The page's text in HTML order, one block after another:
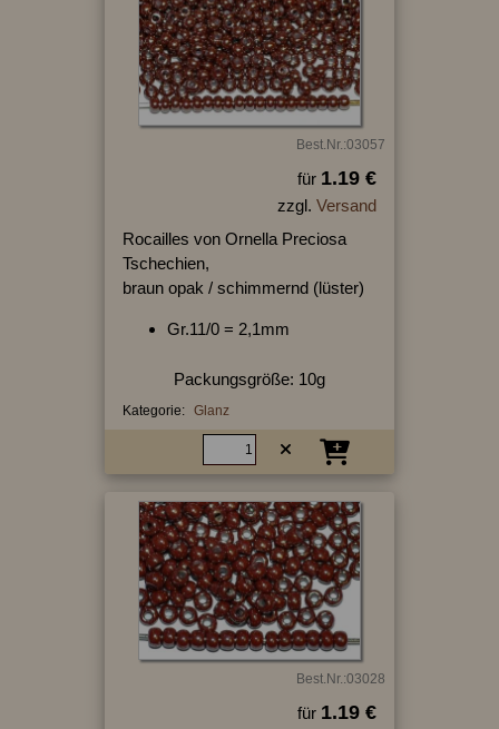
Best.Nr.:03057
für 1.19 €
zzgl. Versand
Rocailles von Ornella Preciosa
Tschechien,
braun opak / schimmernd (lüster)
Gr.11/0 = 2,1mm
Packungsgröße: 10g
Kategorie: Glanz
Best.Nr.:03028
für 1.19 €